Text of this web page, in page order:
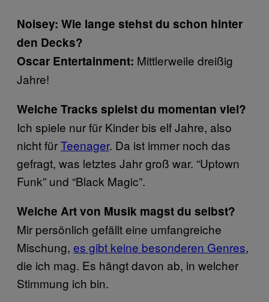
Noisey: Wie lange stehst du schon hinter
den Decks?
Oscar Entertainment: Mittlerweile dreißig
Jahre!
Welche Tracks spielst du momentan viel?
Ich spiele nur für Kinder bis elf Jahre, also
nicht fürTeenager​. Da ist immer noch das
gefragt, was letztes Jahr groß war. “Uptown
Funk” und “Black Magic”.
Welche Art von Musik magst du selbst?
Mir persönlich gefällt eine umfangreiche
Mischung, es gibt keine besonderen Genres​,
die ich mag. Es hängt davon ab, in welcher
Stimmung ich bin.